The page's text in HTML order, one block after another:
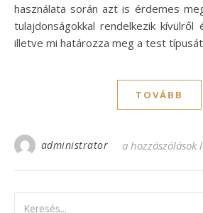
használata során azt is érdemes
tulajdonságokkal rendelkezik kívülről
illetve mi határozza meg a test
TOVÁBB
administrator Ideális ayurveda
a hozzászólások